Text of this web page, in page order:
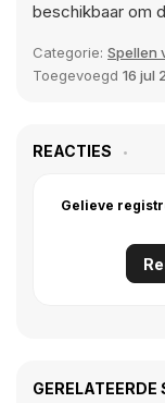
beschikbaar om
Categorie: Spellen
Toegevoegd 16 jul
REACTIES
Gelieve
GERELATEERDE